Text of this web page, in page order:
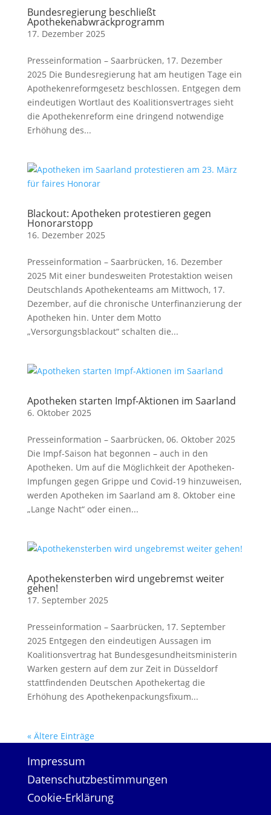
Bundesregierung beschließt
Apothekenabwrackprogramm
17. Dezember 2025
Presseinformation – Saarbrücken, 17. Dezember
2025 Die Bundesregierung hat am heutigen Tage ein
Apothekenreformgesetz beschlossen. Entgegen dem
eindeutigen Wortlaut des Koalitionsvertrages sieht
die Apothekenreform eine dringend notwendige
Erhöhung des...
Blackout: Apotheken protestieren gegen
Honorarstopp
16. Dezember 2025
Presseinformation – Saarbrücken, 16. Dezember
2025 Mit einer bundesweiten Protestaktion weisen
Deutschlands Apothekenteams am Mittwoch, 17.
Dezember, auf die chronische Unterfinanzierung der
Apotheken hin. Unter dem Motto
„Versorgungsblackout“ schalten die...
Apotheken starten Impf-Aktionen im Saarland
6. Oktober 2025
Presseinformation – Saarbrücken, 06. Oktober 2025
Die Impf-Saison hat begonnen – auch in den
Apotheken. Um auf die Möglichkeit der Apotheken-
Impfungen gegen Grippe und Covid-19 hinzuweisen,
werden Apotheken im Saarland am 8. Oktober eine
„Lange Nacht“ oder einen...
Apothekensterben wird ungebremst weiter
gehen!
17. September 2025
Presseinformation – Saarbrücken, 17. September
2025 Entgegen den eindeutigen Aussagen im
Koalitionsvertrag hat Bundesgesundheitsministerin
Warken gestern auf dem zur Zeit in Düsseldorf
stattfindenden Deutschen Apothekertag die
Erhöhung des Apothekenpackungsfixum...
« Ältere Einträge
Impressum
Datenschutzbestimmungen
Cookie-Erklärung